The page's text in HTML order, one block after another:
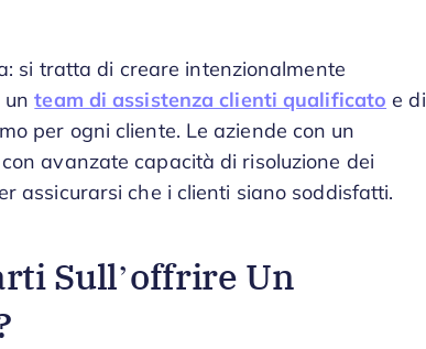
si tratta di creare intenzionalmente
unteam di assistenza clienti qualificato e di
per ogni cliente. Le aziende con un
avanzate capacità di risoluzione dei
assicurarsi che i clienti siano soddisfatti.
Sull’offrire Un